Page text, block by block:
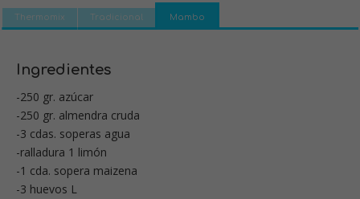
Thermomix Tradicional Mambo
Ingredientes
-250 gr. azúcar
-250 gr. almendra cruda
-3 cdas. soperas agua
-ralladura 1 limón
-1 cda. sopera maizena
-3 huevos L